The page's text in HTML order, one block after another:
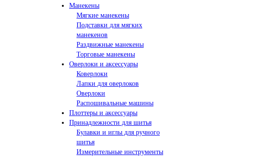
Манекены
Мягкие манекены
Подставки для мягких
манекенов
Раздвижные манекены
Торговые манекены
Оверлоки и аксессуары
Коверлоки
Лапки для оверлоков
Оверлоки
Распошивальные машины
Плоттеры и аксессуары
Принадлежности для шитья
Булавки и иглы для ручного
шитья
Измерительные инструменты